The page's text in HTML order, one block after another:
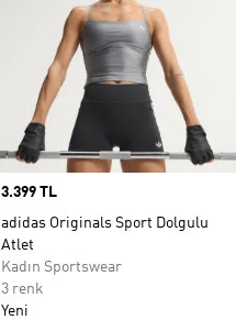
Price
3.399 TL
adidas Originals Sport Dolgulu
Atlet
Kadın Sportswear
3 renk
Yeni